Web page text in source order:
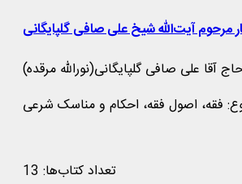
مرحوم آیت‌الله شیخ علی صافی گلپایگانی
آقا علی صافی گلپایگانی(نورالله مرقده)
تعداد کتاب‌ها: 13